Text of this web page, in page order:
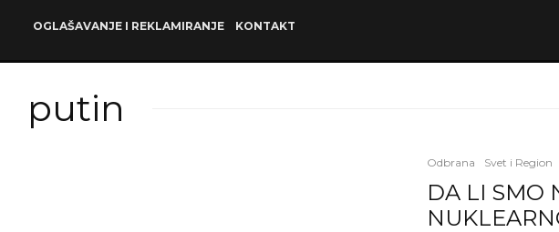
OGLAŠAVANJE I REKLAMIRANJE KONTAKT
putin
Odbrana Svet i Region
DA LI SMO